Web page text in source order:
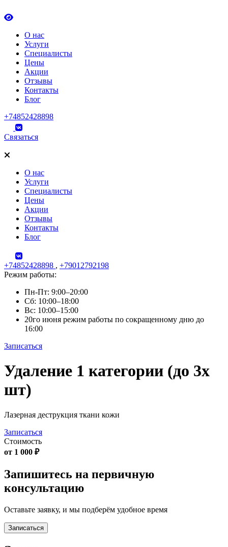
О нас
Услуги
Специалисты
Цены
Акции
Отзывы
Контакты
Блог
+74852428898
Связаться
О нас
Услуги
Специалисты
Цены
Акции
Отзывы
Контакты
Блог
+74852428898 , +79012792198
Режим работы:
Пн-Пт: 9:00–20:00
Сб: 10:00–18:00
Вс: 10:00–15:00
20го июня режим работы по сокращенному дню до
16:00
Записаться
Skip
to
content
Удаление 1 категории (до 3х
шт)
Лазерная деструкция ткани кожи
Записаться
Стоимость
от 1 000 ₽
Запишитесь на первичную
консультацию
Оставьте заявку, и мы подберём удобное время
Записаться